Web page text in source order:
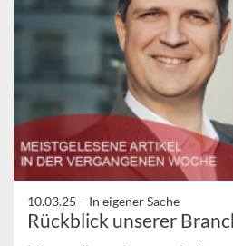
10.03.25 – In eigener Sache
Rückblick unserer